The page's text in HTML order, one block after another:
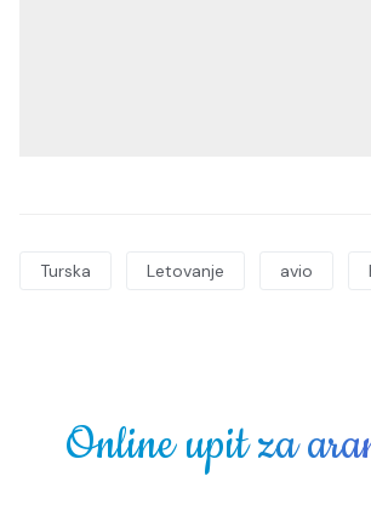
Turska Letovanje avio
Online upit za